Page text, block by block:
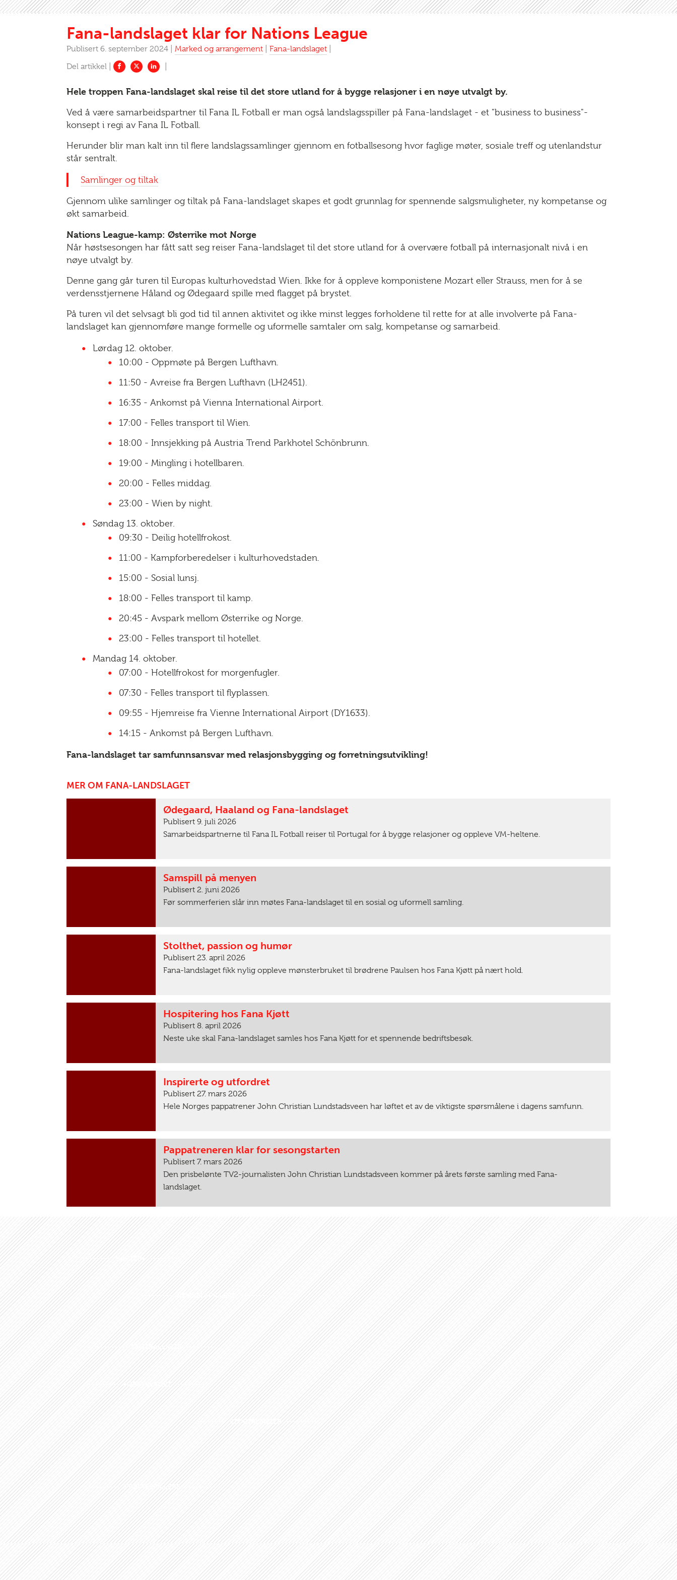
Fana-landslaget klar for Nations League
Publisert 6. september 2024 | Marked og arrangement Fana-landslaget
Hele troppen Fana-landslaget skal reise til det store utland for å bygge relasjoner i en nøye utvalgt by.
Ved å være samarbeidspartner til Fana IL Fotball er man også landslagsspiller på Fana-landslaget - et "business to business"-
konsept i regi av Fana IL Fotball.
Herunder blir man kalt inn til flere landslagssamlinger gjennom en fotballsesong hvor faglige møter, sosiale treff og utenlandstur
står sentralt.
Samlinger og tiltak
Gjennom ulike samlinger og tiltak på Fana-landslaget skapes et godt grunnlag for spennende salgsmuligheter, ny kompetanse og
økt samarbeid.
Nations League-kamp: Østerrike mot Norge
Når høstsesongen har fått satt seg reiser Fana-landslaget til det store utland for å overvære fotball på internasjonalt nivå i en
nøye utvalgt by.
Denne gang går turen til Europas kulturhovedstad Wien. Ikke for å oppleve komponistene Mozart eller Strauss, men for å se
verdensstjernene Håland og Ødegaard spille med flagget på brystet.
På turen vil det selvsagt bli god tid til annen aktivitet og ikke minst legges forholdene til rette for at alle involverte på Fana-
landslaget kan gjennomføre mange formelle og uformelle samtaler om salg, kompetanse og samarbeid.
Lørdag 12. oktober.
10:00 - Oppmøte på Bergen Lufthavn.
11:50 - Avreise fra Bergen Lufthavn (LH2451).
16:35 - Ankomst på Vienna International Airport.
17:00 - Felles transport til Wien.
18:00 - Innsjekking på Austria Trend Parkhotel Schönbrunn.
19:00 - Mingling i hotellbaren.
20:00 - Felles middag.
23:00 - Wien by night.
Søndag 13. oktober.
09:30 - Deilig hotellfrokost.
11:00 - Kampforberedelser i kulturhovedstaden.
15:00 - Sosial lunsj.
18:00 - Felles transport til kamp.
20:45 - Avspark mellom Østerrike og Norge.
23:00 - Felles transport til hotellet.
Mandag 14. oktober.
07:00 - Hotellfrokost for morgenfugler.
07:30 - Felles transport til flyplassen.
09:55 - Hjemreise fra Vienne International Airport (DY1633).
14:15 - Ankomst på Bergen Lufthavn.
Fana-landslaget tar samfunnsansvar med relasjonsbygging og forretningsutvikling!
MER OM FANA-LANDSLAGET
Ødegaard, Haaland og Fana-landslaget
Publisert 9. juli 2026
Samarbeidspartnerne til Fana IL Fotball reiser til Portugal for å bygge relasjoner og oppleve VM-heltene.
Samspill på menyen
Publisert 2. juni 2026
Før sommerferien slår inn møtes Fana-landslaget til en sosial og uformell samling.
Stolthet, passion og humør
Publisert 23. april 2026
Fana-landslaget fikk nylig oppleve mønsterbruket til brødrene Paulsen hos Fana Kjøtt på nært hold.
Hospitering hos Fana Kjøtt
Publisert 8. april 2026
Neste uke skal Fana-landslaget samles hos Fana Kjøtt for et spennende bedriftsbesøk.
Inspirerte og utfordret
Publisert 27. mars 2026
Hele Norges pappatrener John Christian Lundstadsveen har løftet et av de viktigste spørsmålene i dagens samfunn.
Pappatreneren klar for sesongstarten
Publisert 7. mars 2026
Den prisbelønte TV2-journalisten John Christian Lundstadsveen kommer på årets første samling med Fana-
landslaget.